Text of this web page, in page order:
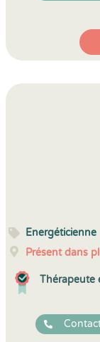
Energéticienne
Présent dans
Thérapeute